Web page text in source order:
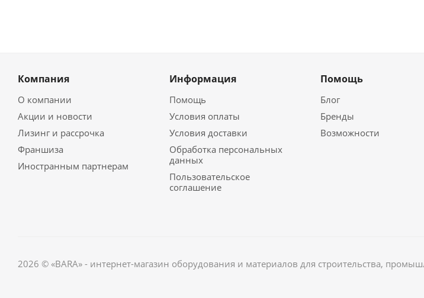
Компания
О компании
Акции и новости
Лизинг и рассрочка
Франшиза
Иностранным партнерам
Информация
Помощь
Условия оплаты
Условия доставки
Обработка персональных
данных
Пользовательское
соглашение
Помощь
Блог
Бренды
Возможности
2026 © «BARA» - интернет-магазин оборудования и материалов для строительства,